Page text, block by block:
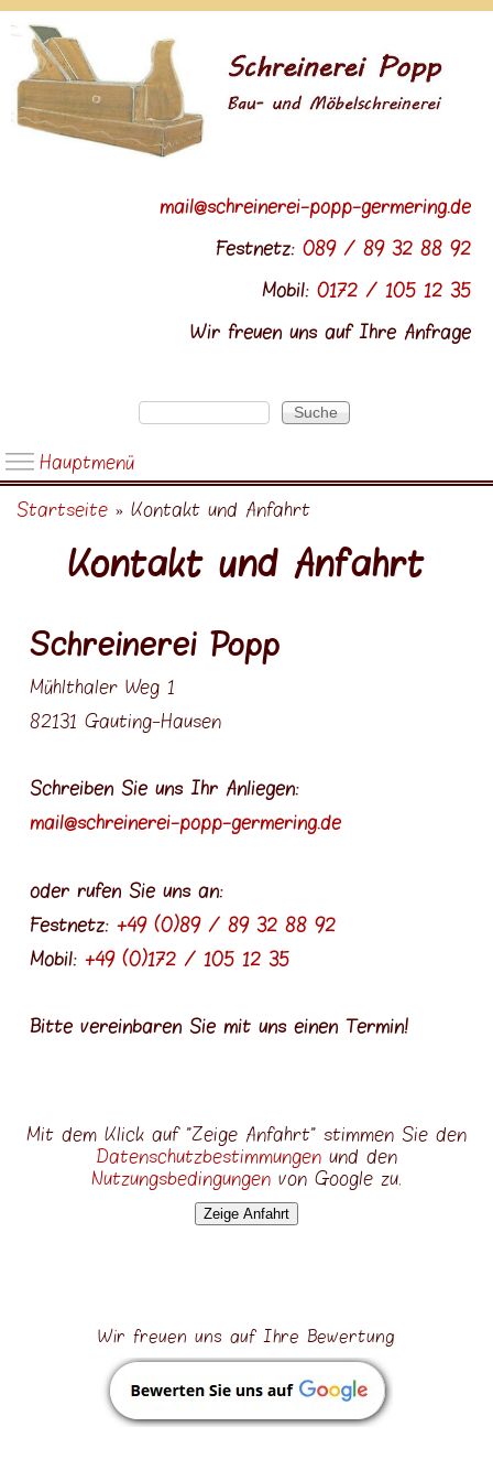
mail@schreinerei-popp-germering.de
Festnetz: 089 / 89 32 88 92
Mobil: 0172 / 105 12 35
Wir freuen uns auf Ihre Anfrage
Suchformular
Suche
Hauptmenü
Hauptmenü
Möbelfertigung
Badmöbel
Schränke
Tische und Stühle
Restaurierungen
Musikinstrumente
Bilderrahmen
Ladenbau
Innenausbau
Renovierungen
Außenbau
Fassaden
Zäune-Terrassen
Sie sind hier
Startseite » Kontakt und Anfahrt
Kontakt und Anfahrt
Schreinerei Popp
Mühlthaler Weg 1
82131 Gauting-Hausen
Schreiben Sie uns Ihr Anliegen:
mail@schreinerei-popp-germering.de
oder rufen Sie uns an:
Festnetz:+49 (0)89 / 89 32 88 92
Mobil:+49 (0)172 / 105 12 35
Bitte vereinbaren Sie mit uns einen Termin!
Mit dem Klick auf "Zeige Anfahrt" stimmen Sie den
Datenschutzbestimmungen und den
Nutzungsbedingungen von Google zu.
Zeige Anfahrt
Wir freuen uns auf Ihre Bewertung